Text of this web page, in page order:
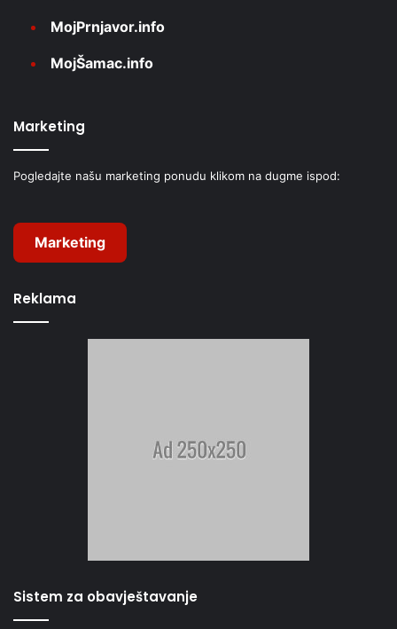
MojPrnjavor.info
MojŠamac.info
Marketing
Pogledajte našu marketing ponudu klikom na dugme ispod:
Marketing
Reklama
Sistem za obavještavanje